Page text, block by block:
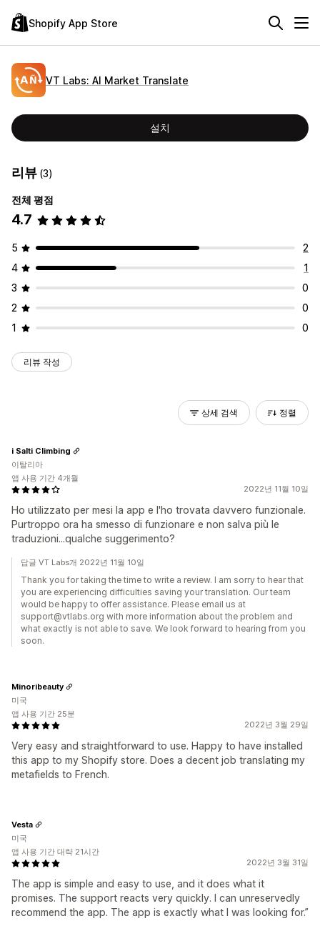
Shopify App Store
VT Labs: AI Market Translate
설치
리뷰 (3)
전체 평점
4.7
5
2
4
1
3
0
2
0
1
0
리뷰 작성
상세 검색 정렬
2022년 11월 10일
Ho utilizzato per mesi la app e l'ho trovata davvero funzionale.
Purtroppo ora ha smesso di funzionare e non salva più le
traduzioni...qualche suggerimento?
i Salti Climbing
이탈리아
앱 사용 기간 4개월
답글 VT Labs개 2022년 11월 10일
Thank you for taking the time to write a review. I am sorry to hear that
you are experiencing difficulties saving your translation. Our team
would be happy to offer assistance. Please email us at
support@vtlabs.org with more information about the problem and
what exactly is not able to save. We look forward to hearing from you
soon.
2022년 3월 29일
Very easy and straightforward to use. Happy to have installed
this app to my Shopify store. Does a decent job translating my
metafields to French.
Minoribeauty
미국
앱 사용 기간 25분
2022년 3월 31일
The app is simple and easy to use, and it does what it
promises. The support reacts very quickly. I can unreservedly
recommend the app. The app is exactly what I was looking for.”
Vesta
미국
앱 사용 기간 대략 21시간